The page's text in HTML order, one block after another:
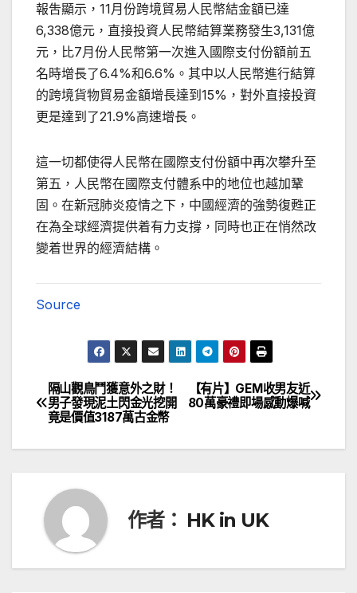
報吿顯示，11月份跨境貿易人民幣結金額已達
6,338億元，直接投資人民幣結算業務發生3,131億
元，比7月份人民幣第一次進入國際支付份額前五
名時增長了6.4%和6.6%。其中以人民幣進行結算
的跨境貨物貿易金額增長達到15%，對外直接投資
更是達到了21.9%高速增長。
這一切都使得人民幣在國際支付份額中再次攀升至
第五，人民幣在國際支付體系中的地位也越加鞏
固。在新冠肺炎疫情之下，中國經濟的強勢復甦正
在為全球經濟提供着有力支撐，同時也正在悄然改
變着世界的經濟結構。
Source
文
章
覽
【有片】GEM收男友近
80萬豪禮即場感動爆喊
隔山觀鳥鬥獲意外之財！
男子發現泥土閃金光挖開
竟是價值3187萬古金幣
作者： HK in UK